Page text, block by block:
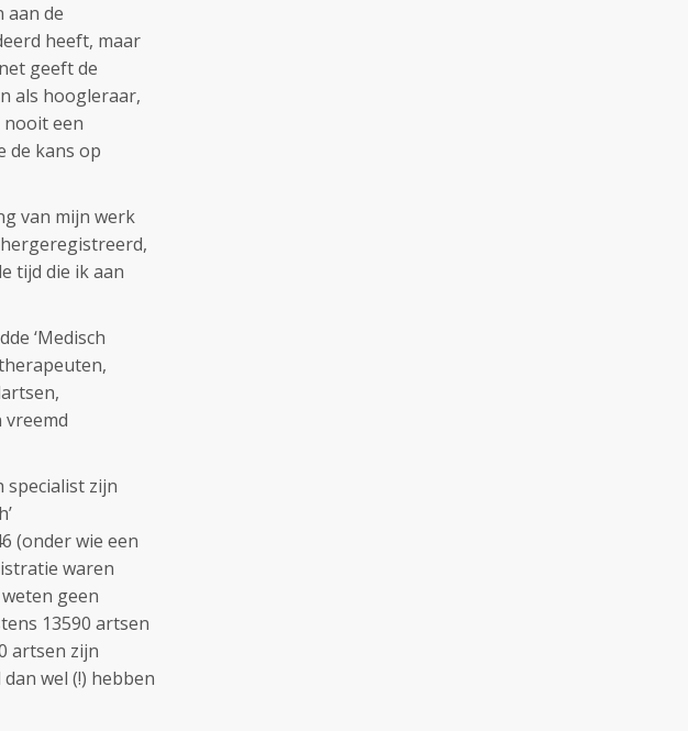
aan de
heeft, maar
geeft de
als hoogleraar,
een
de kans op
van mijn werk
tijd die ik aan
‘Medisch
vreemd
specialist zijn
(onder wie een
waren
geen
13590 artsen
artsen zijn
wel (!) hebben